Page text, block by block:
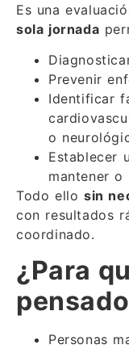
Es una
sola jornada
Prevenir
Identificar
o
Establecer
mantener o
Todo ello sin
con resultados
coordinado.
¿Para
Personas